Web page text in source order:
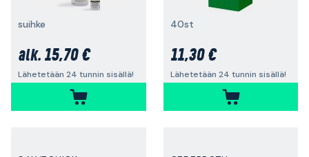
suihke
alk. 15,70 €
Lähetetään 24 tunnin sisällä!
40st
11,30 €
Lähetetään 24 tunnin sisällä!